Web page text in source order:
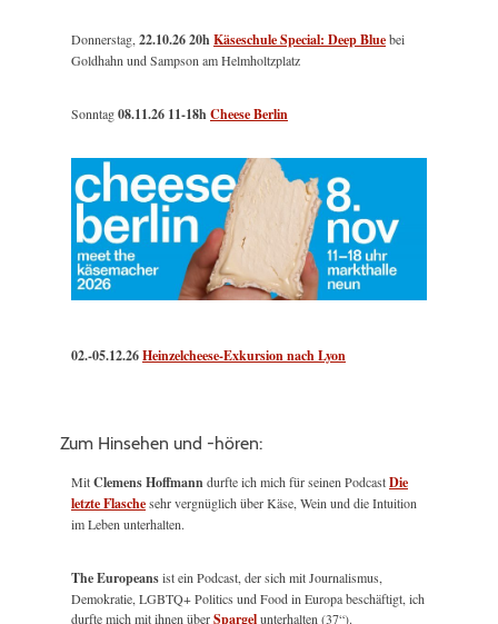
Donnerstag,22.10.26 20hKäseschule Special: Deep Bluebei
Goldhahn und Sampson am Helmholtzplatz
Sonntag08.11.26 11-18hCheese Berlin
02.-05.12.26Heinzelcheese-Exkursion nach Lyon
Zum Hinsehen und -hören:
MitClemens Hoffmanndurfte ich mich für seinen PodcastDie
letzte Flaschesehr vergnüglich über Käse, Wein und die Intuition
im Leben unterhalten.
The Europeansist ein Podcast, der sich mit Journalismus,
Demokratie, LGBTQ+ Politics und Food in Europa beschäftigt, ich
durfte mich mit ihnen überSpargelunterhalten (37“).